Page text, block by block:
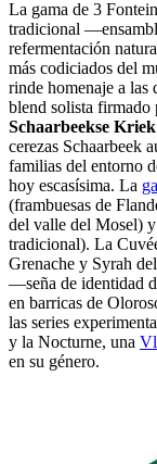
La gama de 3
tradicional
refermentación
más codiciados del
rinde homenaje a las
blend solista
Schaarbeekse Kriek
cerezas Schaarbeek
familias del entorno
hoy escasísima. La
(frambuesas de
del valle del Mosel)
tradicional). La
Grenache y Syrah
—seña de identidad
en barricas de
las series
y la Nocturne, una
en su género.